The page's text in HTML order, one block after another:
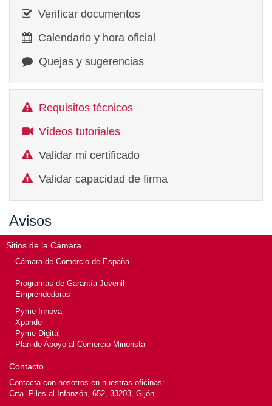
Verificar documentos
Calendario y hora oficial
Quejas y sugerencias
Requisitos técnicos
Vídeos tutoriales
Validar mi certificado
Validar capacidad de firma
Avisos
Sitios de la Cámara
Cámara de Comercio de España
-
Programas de Garantía Juvenil
Emprendedoras
Pyme Innova
Xpande
Pyme Digital
Plan de Apoyo al Comercio Minorista
Contacto
Contacta con nosotros en nuestras oficinas:
Crta. Piles al Infanzón, 652, 33203, Gijón